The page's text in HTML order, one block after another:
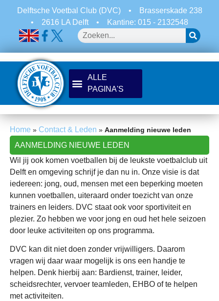
Delftsche Voetbal Club (DVC) •
Brasserskade 238
•
2616 LA Delft • Kantine: 015 - 2132548
Home » Contact & Leden » Aanmelding nieuwe leden
AANMELDING NIEUWE LEDEN
Wil jij ook komen voetballen bij de leukste voetbalclub uit
Delft en omgeving schrijf je dan nu in. Onze visie is dat
iedereen: jong, oud, mensen met een beperking moeten
kunnen voetballen, uiteraard onder toezicht van onze
trainers en leiders. DVC staat ook voor sportiviteit en
plezier. Zo hebben we voor jong en oud het hele seizoen
door leuke activiteiten op ons programma.
DVC kan dit niet doen zonder vrijwilligers. Daarom
vragen wij daar waar mogelijk is ons een handje te
helpen. Denk hierbij aan: Bardienst, trainer, leider,
scheidsrechter, vervoer teamleden, EHBO of te helpen
met activiteiten.